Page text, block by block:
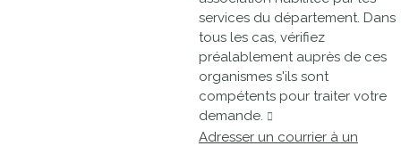
services du département. Dans
tous les cas, vérifiez
préalablement auprès de ces
organismes s'ils sont
compétents pour traiter votre
demande.
Adresser un courrier à un